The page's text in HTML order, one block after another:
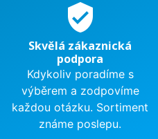
verified_user
Skvělá zákaznická
podpora
Kdykoliv poradíme s
výběrem a zodpovíme
každou otázku. Sortiment
známe poslepu.